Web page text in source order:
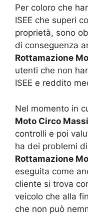
Per coloro che
ISEE che superi
proprietà, sono
di conseguenza
Rottamazione
utenti che non
ISEE e reddito
Nel momento in
Moto Circo
controlli e poi
ha dei problemi
Rottamazione
eseguita come
cliente si trova
veicolo che alla
che non può